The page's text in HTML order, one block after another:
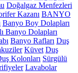
Doğalgaz Menfezleri
Kazanı BANYO
Banyo Boy Dolapları
Banyo Dolapları
Banyo Rafları Duş
Küvet Duş
Kolonları Sürgülü
Lavabolar